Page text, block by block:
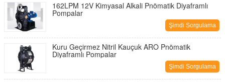
162LPM 12V Kimyasal Alkali Pnömatik Diyaframlı
Pompalar
Şimdi Sorgulama
Kuru Geçirmez Nitril Kauçuk ARO Pnömatik
Diyaframlı Pompalar
Şimdi Sorgulama